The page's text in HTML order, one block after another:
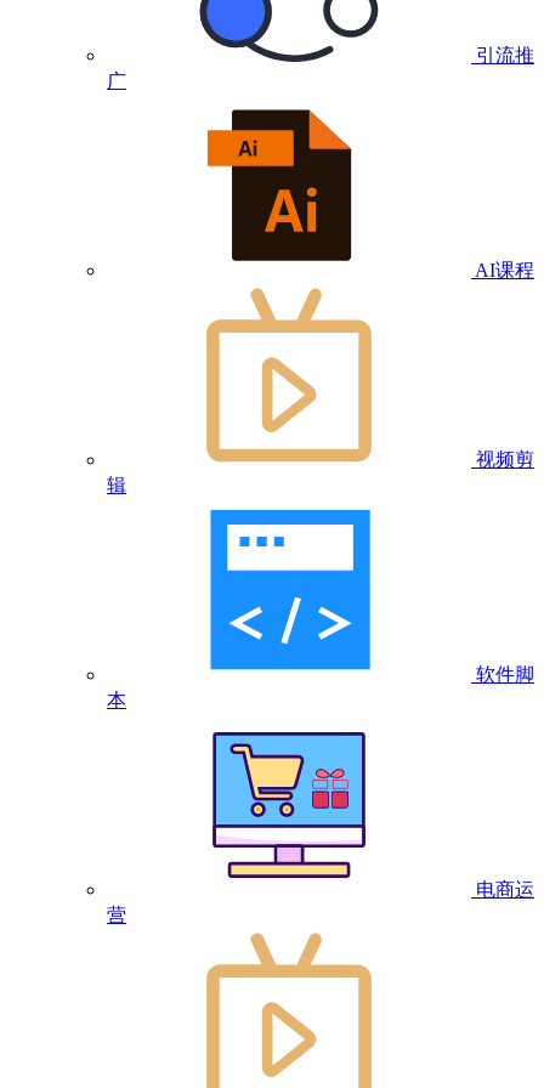
引流推
广
AI课程
视频剪
辑
软件脚
本
电商运
营